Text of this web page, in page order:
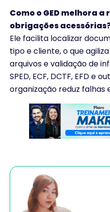
Como o GED melhora a
obrigações
Ele facilita localizar
tipo e cliente, o que
arquivos e validação de
SPED, ECF, DCTF, EFD e
organização reduz falhas